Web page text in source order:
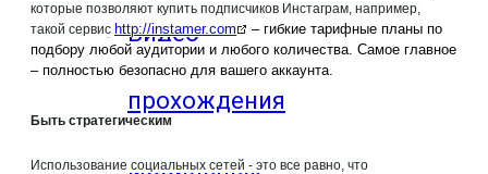
Видео
прохождения
мобильных
которые позволяют купить подписчиков Инстаграм, например,
такой сервис http://instamer.com
– гибкие тарифные планы по
подбору любой аудитории и любого количества. Самое главное
– полностью безопасно для вашего аккаунта.
Быть стратегическим
Использование социальных сетей - это все равно, что